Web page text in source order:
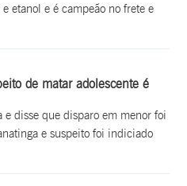
etanol e é campeão no frete e
de matar adolescente é
disse que disparo em menor foi
e suspeito foi indiciado